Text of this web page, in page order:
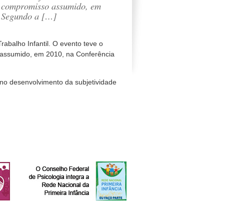
assumido, em
Segundo a […]
Infantil. O evento teve o
em 2010, na Conferência
desenvolvimento da subjetividade